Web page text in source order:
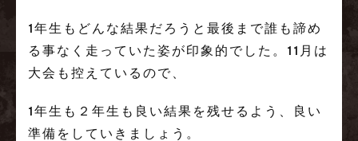
1年生もどんな結果だろうと最後まで誰も諦め
る事なく走っていた姿が印象的でした。11月は
大会も控えているので、
1年生も２年生も良い結果を残せるよう、良い
準備をしていきましょう。